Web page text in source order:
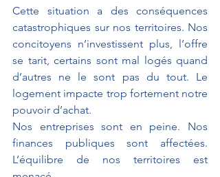
Cette situation a des conséquences
catastrophiques sur nos territoires. Nos
concitoyens n’investissent plus, l’offre
se tarit, certains sont mal logés quand
d’autres ne le sont pas du tout. Le
logement impacte trop fortement notre
pouvoir d’achat.
Nos entreprises sont en peine. Nos
finances publiques sont affectées.
L’équilibre de nos territoires est